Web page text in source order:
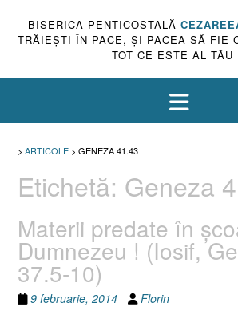
BISERICA PENTICOSTALĂ
TRĂIEŞTI ÎN PACE, ŞI PACEA SĂ FIE
TOT CE ESTE AL TĂU
> ARTICOLE > GENEZA 41.43
Etichetă: Geneza
Materii predate în
Dumnezeu ! (Iosif,
37.5-10)
9 februarie, 2014 Florin